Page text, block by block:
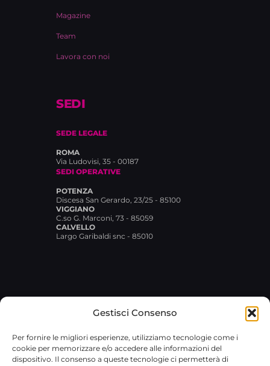
Gestisci Consenso
Per fornire le migliori esperienze, utilizziamo tecnologie come i
cookie per memorizzare e/o accedere alle informazioni del
dispositivo. Il consenso a queste tecnologie ci permetterà di
Magazine
Team
Lavora con noi
SEDI
SEDE LEGALE
ROMA
Via Ludovisi, 35 - 00187
SEDI OPERATIVE
POTENZA
Discesa San Gerardo, 23/25 - 85100
VIGGIANO
C.so G. Marconi, 73 - 85059
CALVELLO
Largo Garibaldi snc - 85010
02029480767 · REA RM-1751733 ·
broxlab@pec.it·Privacy Policy